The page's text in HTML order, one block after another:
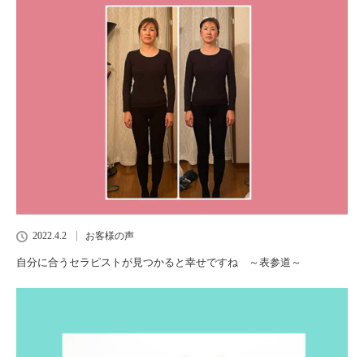
2022.4.2 お客様の声
自分に合うセラピストが見つかると幸せですね ～表参道～